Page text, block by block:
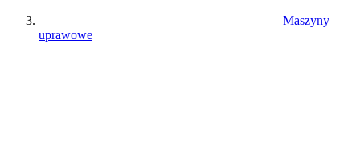
Maszyny
uprawowe